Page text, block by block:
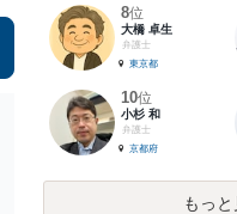
8位
大橋 卓生
弁護士
東京都
10位
小杉 和
弁護士
京都府
もっと